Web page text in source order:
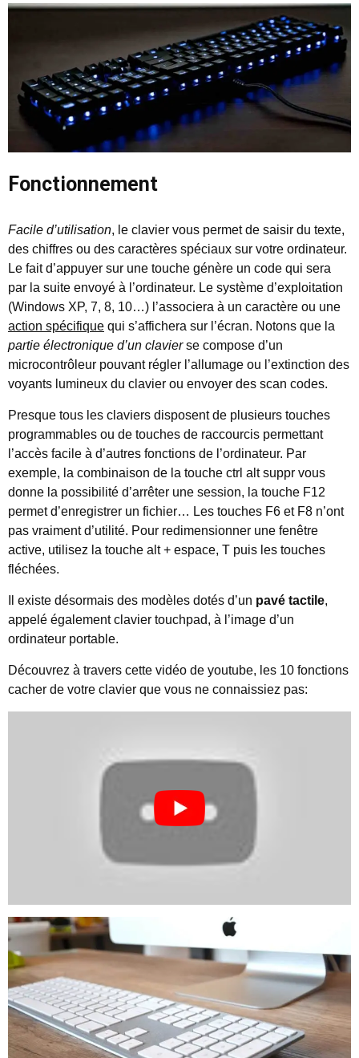
Fonctionnement
Facile d’utilisation, le clavier vous permet de saisir du texte,
des chiffres ou des caractères spéciaux sur votre ordinateur.
Le fait d’appuyer sur une touche génère un code qui sera
par la suite envoyé à l’ordinateur. Le système d’exploitation
(Windows XP, 7, 8, 10…) l’associera à un caractère ou une
action spécifique qui s’affichera sur l’écran. Notons que la
partie électronique d’un clavierse compose d’un
microcontrôleur pouvant régler l’allumage ou l’extinction des
voyants lumineux du clavier ou envoyer des scan codes.
Presque tous les claviers disposent de plusieurs touches
programmables ou de touches de raccourcis permettant
l’accès facile à d’autres fonctions de l’ordinateur. Par
exemple, la combinaison de la touche ctrl alt suppr vous
donne la possibilité d’arrêter une session, la touche F12
permet d’enregistrer un fichier… Les touches F6 et F8 n’ont
pas vraiment d’utilité. Pour redimensionner une fenêtre
active, utilisez la touche alt + espace, T puis les touches
fléchées.
Il existe désormais des modèles dotés d’un pavé tactile,
appelé également clavier touchpad, à l’image d’un
ordinateur portable.
Découvrez à travers cette vidéo de youtube, les 10 fonctions
cacher de votre clavier que vous ne connaissiez pas: